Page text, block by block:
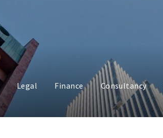
Legal Finance Consultancy